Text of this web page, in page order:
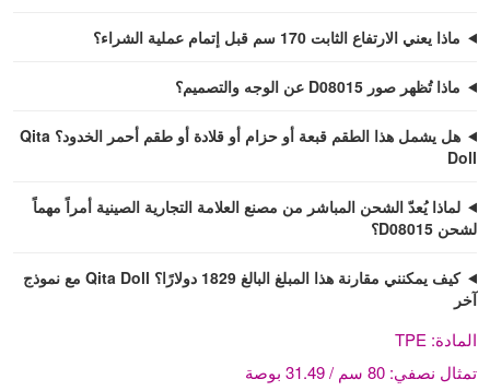
ماذا يعني الارتفاع الثابت 170 سم قبل إتمام عملية الشراء؟
ماذا تُظهر صور D08015 عن الوجه والتصميم؟
هل يشمل هذا الطقم قبعة أو حزام أو قلادة أو طقم أحمر الخدود؟ Qita
Doll
لماذا يُعدّ الشحن المباشر من مصنع العلامة التجارية الصينية أمراً مهماً
لشحن D08015؟
كيف يمكنني مقارنة هذا المبلغ البالغ 1829 دولارًا؟ Qita Doll مع نموذج
آخر
المادة: TPE
تمثال نصفي: 80 سم / 31.49 بوصة